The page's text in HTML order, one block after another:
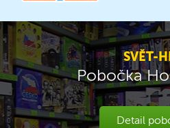
SVĚT-
Pobočka
Detail